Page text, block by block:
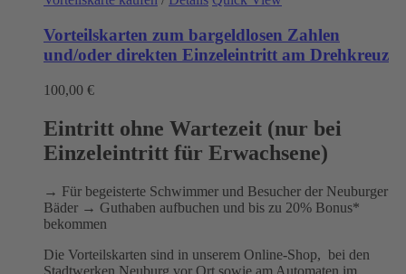
Vorteilskarten zum bargeldlosen Zahlen
und/oder direkten Einzeleintritt am Drehkreuz
100,00 €
Eintritt ohne Wartezeit (nur bei
Einzeleintritt für Erwachsene)
→ Für begeisterte Schwimmer und Besucher der Neuburger
Bäder → Guthaben aufbuchen und bis zu 20% Bonus*
bekommen
Die Vorteilskarten sind in unserem Online-Shop, bei den
Stadtwerken Neuburg vor Ort sowie am Automaten im